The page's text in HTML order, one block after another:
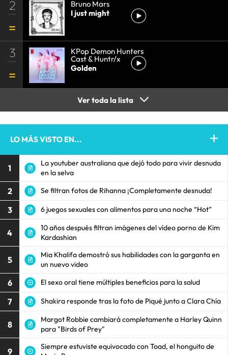
2
Bruno Mars
I just might
3 KPop Demon Hunters
Cast & Huntr/x
Golden
Ver toda la lista
LO MÁS VISTO EN...
1
La youtuber australiana que dejó todo para vivir desnuda
en la selva
2 Se filtran fotos de Rihanna ¡Completamente desnuda!
3 6 juegos sexuales con alimentos para una noche “Hot”
4
10 años después filtran imágenes del vídeo porno de Kim
Kardashian
5
Mia Khalifa demostró sus habilidades con la garganta en
un nuevo video
6 El sexo oral tiene múltiples beneficios para la salud
7 Shakira responde tras la foto de Piqué junto a Clara Chía
8
Margot Robbie cambiará completamente a Harley Quinn
para "Birds of Prey"
9
Siempre estuviste equivocado con Toad, el honguito de